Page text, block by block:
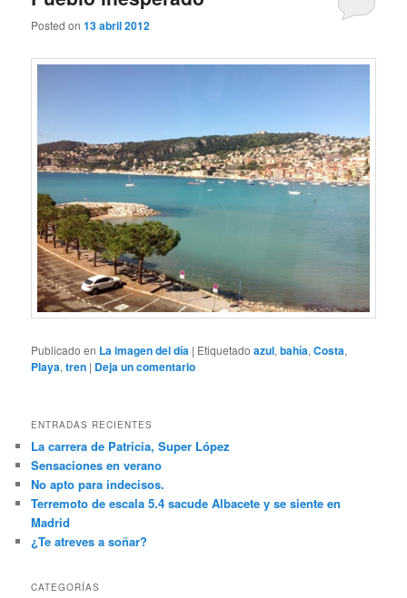
Posted on13 abril 2012
Publicado en La imagen del día | Etiquetado azul,bahía,Costa,
Playa,tren | Deja un comentario
ENTRADAS RECIENTES
La carrera de Patricia, Super López
Sensaciones en verano
No apto para indecisos.
Terremoto de escala 5.4 sacude Albacete y se siente en
Madrid
¿Te atreves a soñar?
CATEGORÍAS